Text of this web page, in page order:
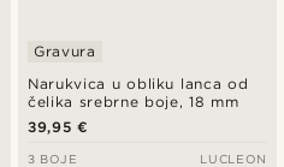
Narukvica u obliku lanca od
čelika srebrne boje, 18 mm
Gravura
39,95 €
3 BOJE LUCLEON